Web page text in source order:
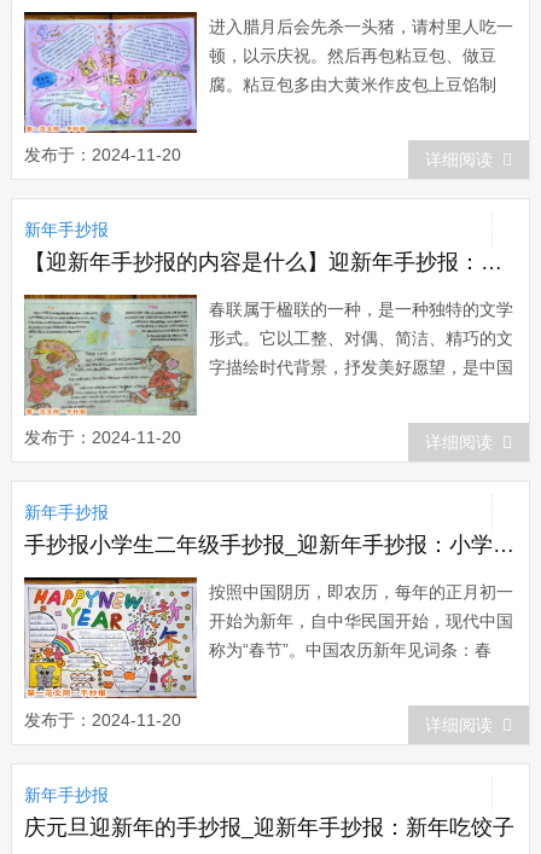
进入腊月后会先杀一头猪，请村里人吃一
顿，以示庆祝。然后再包粘豆包、做豆
腐。粘豆包多由大黄米作皮包上豆馅制
有几十斤，可以吃上一个冬天。大年初一
和初五吃饺子。这幅迎新年手抄报制作精
美，排版设计灵活生动，体现了小作者丰
富的想象力，色彩搭配温馨，欣赏性可读
性强！...
发布于：2024-11-20 详细阅读
新年手抄报
【迎新年手抄报的内容是什么】迎新年手抄报：春联是什么
春联属于楹联的一种，是一种独特的文学
形式。它以工整、对偶、简洁、精巧的文
字描绘时代背景，抒发美好愿望，是中国
村，家家户户都要精选一副大红春联贴于
门上，为春节增加喜庆气氛。春联(The
Couplets of the Spring Festival )，春联
发布于：2024-11-20 详细阅读
新年手抄报
手抄报小学生二年级手抄报_迎新年手抄报：小学生手抄报
按照中国阴历，即农历，每年的正月初一
开始为新年，自中华民国开始，现代中国
称为“春节”。中国农历新年见词条：春
元年的1月1日开始为新年，即元旦。
1912年1月1日，中华民国正式成立，这
是亚洲第一个民主共和国，也是亚洲第一
发布于：2024-11-20 详细阅读
新年手抄报
庆元旦迎新年的手抄报_迎新年手抄报：新年吃饺子